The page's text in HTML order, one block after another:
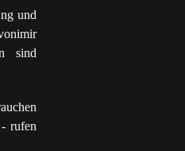
und
sind
rufen